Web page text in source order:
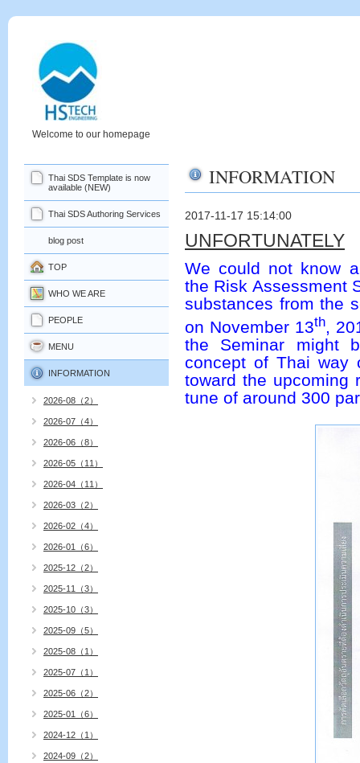
Welcome to our homepage
INFORMATION
2017-11-17 15:14:00
UNFORTUNATELY
We could not know
the Risk Assessment
substances from the
on November 13th,
the Seminar might
concept of Thai way
toward the upcoming
tune of around 300
Thai SDS Template is now
available (NEW)
Thai SDS Authoring Services
blog post
TOP
WHO WE ARE
PEOPLE
MENU
INFORMATION
2026-08（2）
2026-07（4）
2026-06（8）
2026-05（11）
2026-04（11）
2026-03（2）
2026-02（4）
2026-01（6）
2025-12（2）
2025-11（3）
2025-10（3）
2025-09（5）
2025-08（1）
2025-07（1）
2025-06（2）
2025-01（6）
2024-12（1）
2024-09（2）